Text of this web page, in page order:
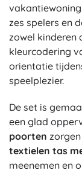
zes spelers en
zowel kinderen
kleurcodering
orientatie
speelplezier.
De set is
een glad
poorten
textielen tas
meenemen en